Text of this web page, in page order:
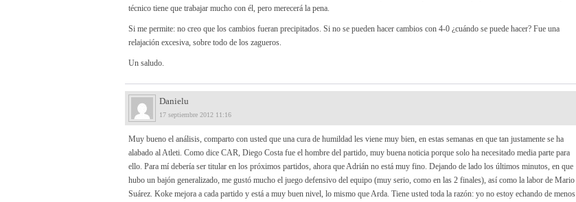
técnico tiene que trabajar mucho con él, pero merecerá la pena.
Si me permite: no creo que los cambios fueran precipitados. Si no se pueden hacer cambios con 4-0 ¿cuándo se puede hacer? Fue una
relajación excesiva, sobre todo de los zagueros.
Un saludo.
Danielu
17 septiembre 2012 11:16
Muy bueno el análisis, comparto con usted que una cura de humildad les viene muy bien, en estas semanas en que tan justamente se ha
alabado al Atleti. Como dice CAR, Diego Costa fue el hombre del partido, muy buena noticia porque solo ha necesitado media parte para
ello. Para mí debería ser titular en los próximos partidos, ahora que Adrián no está muy fino. Dejando de lado los últimos minutos, en que
hubo un bajón generalizado, me gustó mucho el juego defensivo del equipo (muy serio, como en las 2 finales), así como la labor de Mario
Suárez. Koke mejora a cada partido y está a muy buen nivel, lo mismo que Arda. Tiene usted toda la razón: yo no estoy echando de menos